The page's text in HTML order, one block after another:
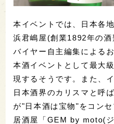
本イベントでは、日本各
浜君嶋屋(創業1892年の
バイヤー自主編集による
本酒イベントとして最大
現するそうです。また、
日本酒界のカリスマと呼
が"日本酒は宝物"をコン
居酒屋「GEM by moto(